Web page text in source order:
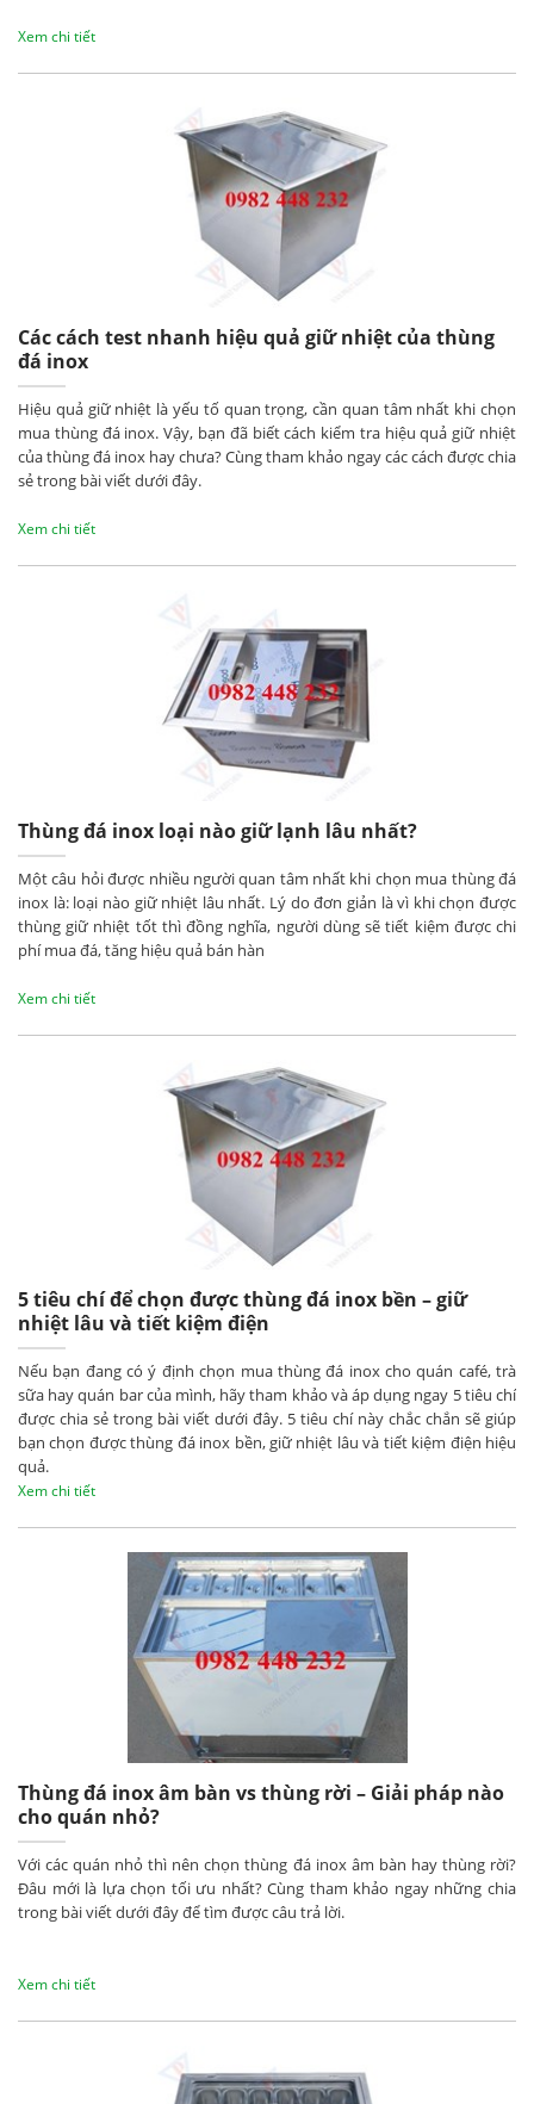
Xem chi tiết
Các cách test nhanh hiệu quả giữ nhiệt của thùng
đá inox
Hiệu quả giữ nhiệt là yếu tố quan trọng, cần quan tâm nhất khi chọn
mua thùng đá inox. Vậy, bạn đã biết cách kiểm tra hiệu quả giữ nhiệt
của thùng đá inox hay chưa? Cùng tham khảo ngay các cách được chia
sẻ trong bài viết dưới đây.
Xem chi tiết
Thùng đá inox loại nào giữ lạnh lâu nhất?
Một câu hỏi được nhiều người quan tâm nhất khi chọn mua thùng đá
inox là: loại nào giữ nhiệt lâu nhất. Lý do đơn giản là vì khi chọn được
thùng giữ nhiệt tốt thì đồng nghĩa, người dùng sẽ tiết kiệm được chi
phí mua đá, tăng hiệu quả bán hàn
Xem chi tiết
5 tiêu chí để chọn được thùng đá inox bền – giữ
nhiệt lâu và tiết kiệm điện
Nếu bạn đang có ý định chọn mua thùng đá inox cho quán café, trà
sữa hay quán bar của mình, hãy tham khảo và áp dụng ngay 5 tiêu chí
được chia sẻ trong bài viết dưới đây. 5 tiêu chí này chắc chắn sẽ giúp
bạn chọn được thùng đá inox bền, giữ nhiệt lâu và tiết kiệm điện hiệu
quả.
Xem chi tiết
Thùng đá inox âm bàn vs thùng rời – Giải pháp nào
cho quán nhỏ?
Với các quán nhỏ thì nên chọn thùng đá inox âm bàn hay thùng rời?
Đâu mới là lựa chọn tối ưu nhất? Cùng tham khảo ngay những chia
trong bài viết dưới đây để tìm được câu trả lời.
Xem chi tiết